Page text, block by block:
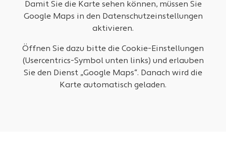
Damit Sie die Karte sehen können, müssen Sie
Google Maps in den Datenschutzeinstellungen
aktivieren.
Öffnen Sie dazu bitte die Cookie-Einstellungen
(Usercentrics-Symbol unten links) und erlauben
Sie den Dienst „Google Maps“. Danach wird die
Karte automatisch geladen.